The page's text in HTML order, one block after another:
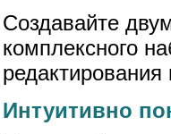
Создавайте
комплексного
Интуитивно